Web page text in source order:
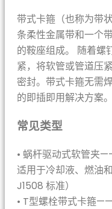
带式卡箍（也称为带
条柔性金属带和一个
的鞍座组成。 随着螺
紧，将软管或管道压
密封。带式卡箍无需
的即插即用解决方案
常见类型
• 蜗杆驱动式软管夹
适用于冷却液、燃油
J1508 标准）
• T型螺栓带式卡箍